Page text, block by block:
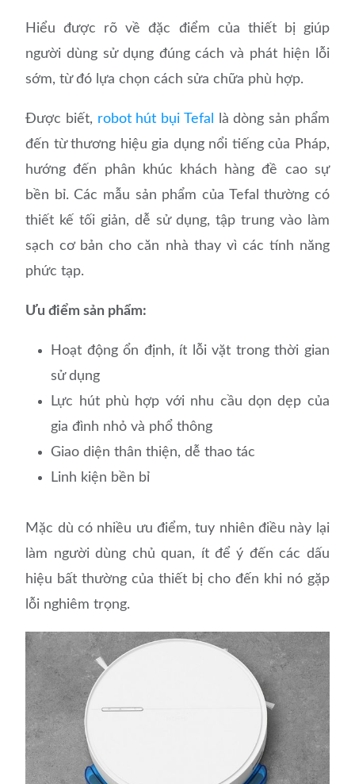
Hiểu được rõ về đặc điểm của thiết bị giúp
người dùng sử dụng đúng cách và phát hiện lỗi
sớm, từ đó lựa chọn cách sửa chữa phù hợp.
Được biết, robot hút bụi Tefal
là dòng sản phẩm
đến từ thương hiệu gia dụng nổi tiếng của Pháp,
hướng đến phân khúc khách hàng đề cao sự
bền bỉ. Các mẫu sản phẩm của Tefal thường có
thiết kế tối giản, dễ sử dụng, tập trung vào làm
sạch cơ bản cho căn nhà thay vì các tính năng
phức tạp.
Ưu điểm sản phẩm:
Hoạt động ổn định, ít lỗi vặt trong thời gian
sử dụng
Lực hút phù hợp với nhu cầu dọn dẹp của
gia đình nhỏ và phổ thông
Giao diện thân thiện, dễ thao tác
Linh kiện bền bỉ
Mặc dù có nhiều ưu điểm, tuy nhiên điều này lại
làm người dùng chủ quan, ít để ý đến các dấu
hiệu bất thường của thiết bị cho đến khi nó gặp
lỗi nghiêm trọng.